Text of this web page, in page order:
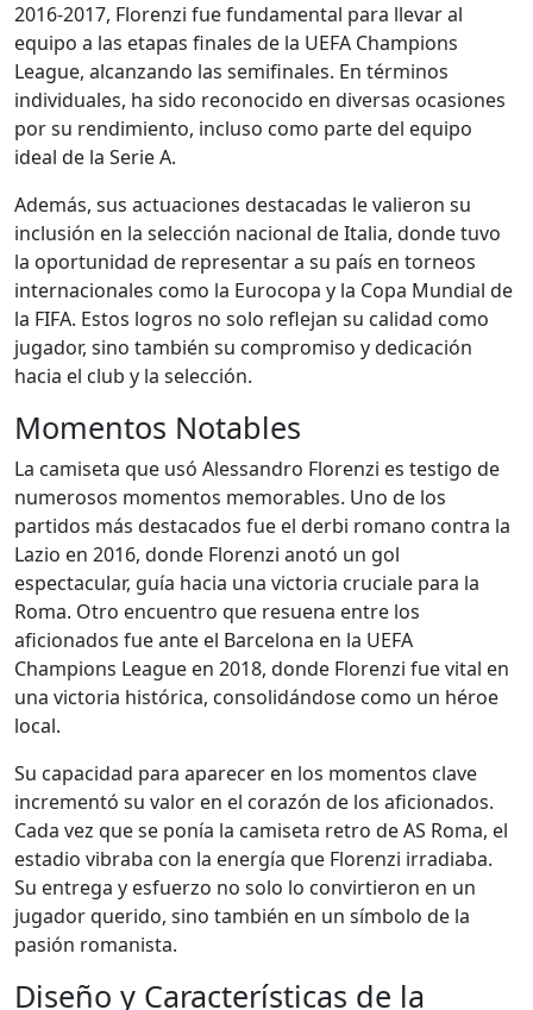
2016-2017, Florenzi fue fundamental para llevar al
equipo a las etapas finales de la UEFA Champions
League, alcanzando las semifinales. En términos
individuales, ha sido reconocido en diversas ocasiones
por su rendimiento, incluso como parte del equipo
ideal de la Serie A.
Además, sus actuaciones destacadas le valieron su
inclusión en la selección nacional de Italia, donde tuvo
la oportunidad de representar a su país en torneos
internacionales como la Eurocopa y la Copa Mundial de
la FIFA. Estos logros no solo reflejan su calidad como
jugador, sino también su compromiso y dedicación
hacia el club y la selección.
Momentos Notables
La camiseta que usó Alessandro Florenzi es testigo de
numerosos momentos memorables. Uno de los
partidos más destacados fue el derbi romano contra la
Lazio en 2016, donde Florenzi anotó un gol
espectacular, guía hacia una victoria cruciale para la
Roma. Otro encuentro que resuena entre los
aficionados fue ante el Barcelona en la UEFA
Champions League en 2018, donde Florenzi fue vital en
una victoria histórica, consolidándose como un héroe
local.
Su capacidad para aparecer en los momentos clave
incrementó su valor en el corazón de los aficionados.
Cada vez que se ponía la camiseta retro de AS Roma, el
estadio vibraba con la energía que Florenzi irradiaba.
Su entrega y esfuerzo no solo lo convirtieron en un
jugador querido, sino también en un símbolo de la
pasión romanista.
Diseño y Características de la